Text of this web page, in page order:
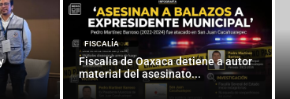
FISCALÍA
Fiscalía de Oaxaca detiene a autor
material del asesinato...